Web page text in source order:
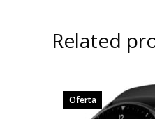
Related
Oferta